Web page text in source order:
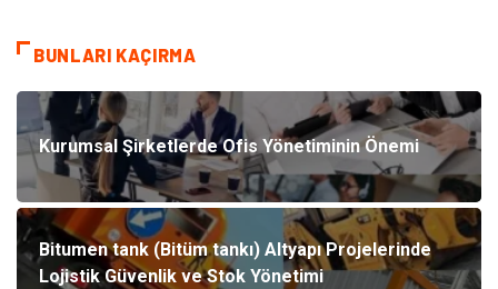
BUNLARI KAÇIRMA
Kurumsal Şirketlerde Ofis Yönetiminin Önemi
Bitumen tank (Bitüm tankı) Altyapı Projelerinde
Lojistik Güvenlik ve Stok Yönetimi